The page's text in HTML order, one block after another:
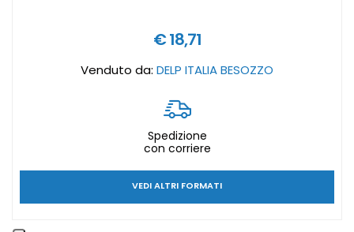
€ 18,71
Venduto da: DELP ITALIA BESOZZO
Spedizione
con corriere
VEDI ALTRI FORMATI